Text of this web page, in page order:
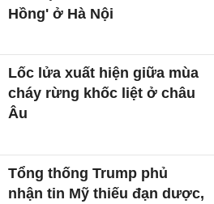
Hồng' ở Hà Nội
Lốc lửa xuất hiện giữa mùa
cháy rừng khốc liệt ở châu
Âu
Tổng thống Trump phủ
nhận tin Mỹ thiếu đạn dược,